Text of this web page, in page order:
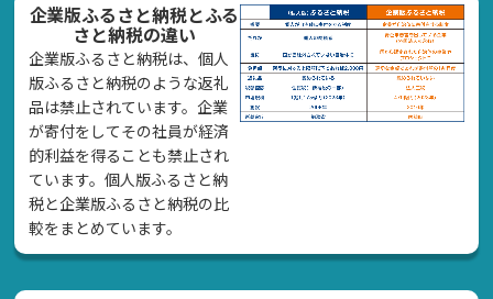
企業版ふるさと納税とふる
さと納税の違い
企業版ふるさと納税は、個人
版ふるさと納税のような返礼
品は禁止されています。企業
が寄付をしてその社員が経済
的利益を得ることも禁止され
ています。個人版ふるさと納
税と企業版ふるさと納税の比
較をまとめています。